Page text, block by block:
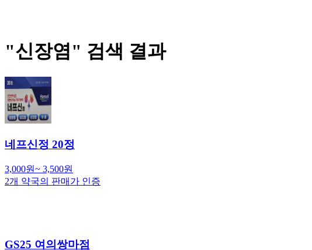
"신장염" 검색 결과
네프신정 20정
3,000원~ 3,500원
2개 약국의 판매가 인증
GS25 여의쌍마점